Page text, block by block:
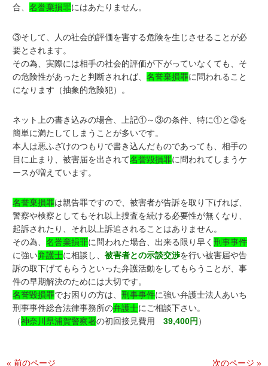
合、名誉棄損罪にはあたりません。
③そして、人の社会的評価を害する危険を生じさせることが必
要とされます。
その為、実際には相手の社会的評価が下がっていなくても、そ
の危険性があったと判断されれば、名誉棄損罪に問われること
になります（抽象的危険犯）。
ネット上の書き込みの場合、上記①～③の条件、特に①と③を
簡単に満たしてしまうことが多いです。
本人は悪ふざけのつもりで書き込んだものであっても、相手の
目に止まり、被害届を出されて名誉毀損罪に問われてしまうケ
ースが増えています。
名誉棄損罪は親告罪ですので、被害者が告訴を取り下げれば、
警察や検察としてもそれ以上捜査を続ける必要性が無くなり、
起訴されたり、それ以上訴追されることはありません。
その為、名誉棄損罪に問われた場合、出来る限り早く刑事事件
に強い弁護士に相談し、被害者との示談交渉を行い被害届や告
訴の取下げてもらうといった弁護活動をしてもらうことが、事
件の早期解決のためには大切です。
名誉毀損罪でお困りの方は、刑事事件に強い弁護士法人あいち
刑事事件総合法律事務所の弁護士にご相談下さい。
（神奈川県浦賀警察署の初回接見費用39,400円 ）
« 前のページ 次のページ »